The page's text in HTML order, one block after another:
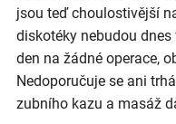
jsou teď choulostivější
diskotéky nebudou
den na žádné operace,
Nedoporučuje se ani
zubního kazu a masáž